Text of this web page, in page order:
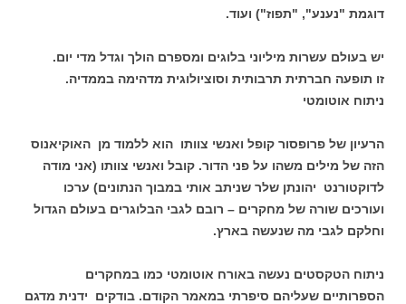
דוגמת "נענע", "תפוז") ועוד.
יש בעולם עשרות מיליוני בלוגים ומספרם הולך וגדל מדי יום.
זו תופעה חברתית תרבותית וסוציולוגית מדהימה בממדיה.
ניתוח אוטומטי
הרעיון של פרופסור קופל ואנשי צוותו הוא ללמוד מן האוקיאנוס
הזה של מילים משהו על פני הדור. קובל ואנשי צוותו (אני מודה
לדוקטורנט יהונתן שלר שניתב אותי במבוך הנתונים) ערכו
ועורכים שורה של מחקרים – רובם לגבי הבלוגרים בעולם הגדול
וחלקם לגבי מה שנעשה בארץ.
ניתוח הטקסטים נעשה באורח אוטומטי כמו במחקרים
הספרותיים שעליהם סיפרתי במאמר הקודם. בודקים ידנית מדגם